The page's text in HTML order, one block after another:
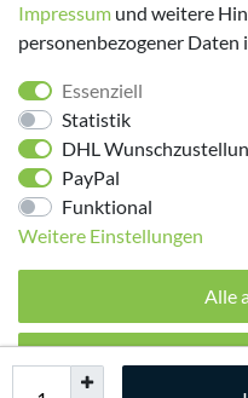
Folge uns!
© 2026 made by
Impressum und weitere
personenbezogener Daten
Essenziell
Statistik
DHL
PayPal
Funktional
Weitere Einstellungen
Alle